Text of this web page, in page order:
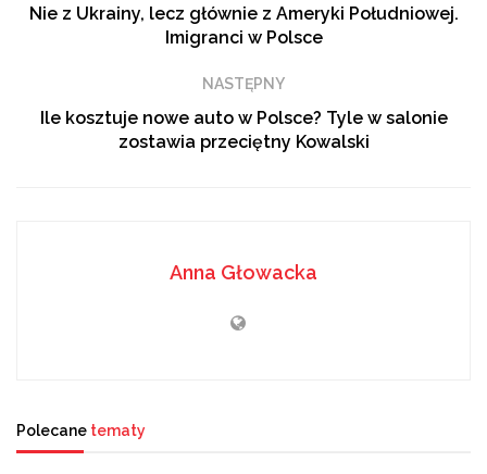
Lektor: Anna Głowacka
Nie z Ukrainy, lecz głównie z Ameryki Południowej.
Imigranci w Polsce
NASTĘPNY
Ile kosztuje nowe auto w Polsce? Tyle w salonie
zostawia przeciętny Kowalski
Anna Głowacka
Polecane tematy